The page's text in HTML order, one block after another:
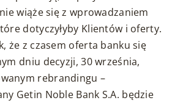
wiąże się z wprowadzaniem
dotyczyłyby Klientów i oferty.
że z czasem oferta banku się
dniu decyzji, 30 września,
rebrandingu –
Getin Noble Bank S.A. będzie